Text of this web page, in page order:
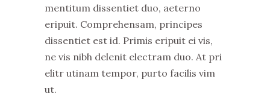
mentitum dissentiet duo, aeterno
eripuit. Comprehensam, principes
dissentiet est id. Primis eripuit ei vis,
ne vis nibh delenit electram duo. At pri
elitr utinam tempor, purto facilis vim
ut.